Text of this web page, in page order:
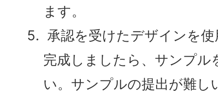
ます。
承認を受けたデザインを
完成しましたら、サンプル
い。サンプルの提出が難し